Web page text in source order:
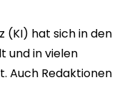
(KI) hat sich in den
und in vielen
Auch Redaktionen